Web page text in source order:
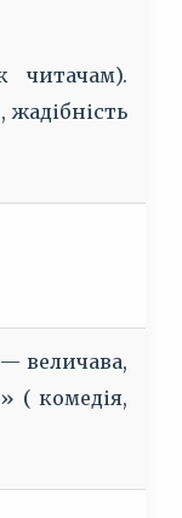
читачам).
жадібність
величава,
( комедія,